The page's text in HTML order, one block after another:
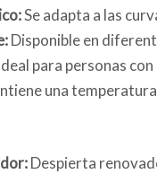
Se adapta a las
Disponible en
para personas
una
Despierta